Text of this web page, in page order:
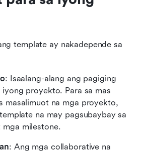
template ay nakadepende sa
: Isaalang-alang ang pagiging
proyekto. Para sa mas
masalimuot na mga proyekto,
na may pagsubaybay sa
milestone.
: Ang mga collaborative na